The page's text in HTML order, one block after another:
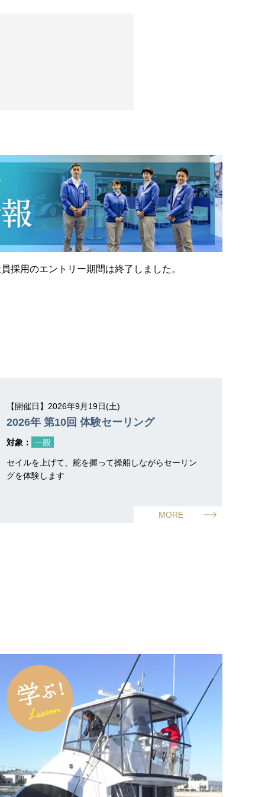
採用のエントリー期間は終了しました。
【開催日】2026年9月19日(土)
2026年 第10回 体験セーリング
対象： 一般
セイルを上げて、舵を握って操船しながらセーリン
グを体験します
MORE